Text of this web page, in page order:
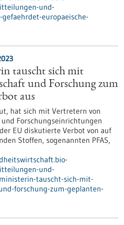
und-
europaeische-
tauscht sich mit
und Forschung zum
aus
hat sich mit Vertretern von
Forschungseinrichtungen
EU diskutierte Verbot von auf
Stoffen, sogenannten PFAS,
und-
tauscht-sich-mit-
forschung-zum-geplanten-